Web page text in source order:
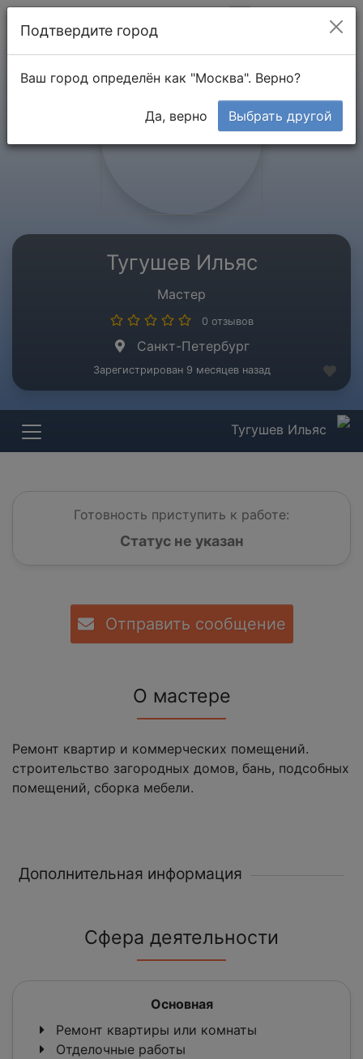
Тугушев Ильяс
Мастер
0 отзывов
Санкт-Петербург
Зарегистрирован 9 месяцев назад
Тугушев Ильяс
Готовность приступить к работе:
Статус не указан
Отправить сообщение
О мастере
Ремонт квартир и коммерческих помещений.
строительство загородных домов, бань, подсобных
помещений, сборка мебели.
Дополнительная информация
Сфера деятельности
Основная
Ремонт квартиры или комнаты
Отделочные работы
Подтвердите город
Ваш город определён как "Москва". Верно?
Да, верно Выбрать другой